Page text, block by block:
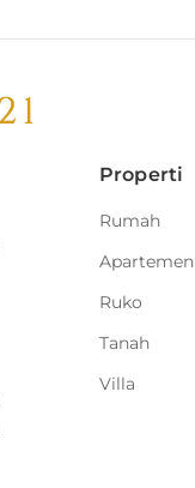
Properti
Rumah
Apartemen
Ruko
Tanah
Villa